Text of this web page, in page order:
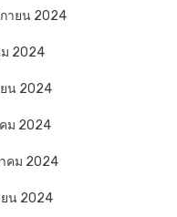
ายน 2024
2024
น 2024
ม 2024
คม 2024
น 2024